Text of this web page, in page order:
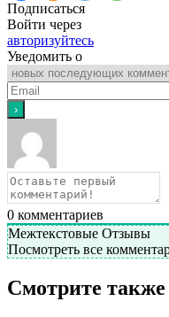
Подписаться
Войти через
авторизуйтесь
Уведомить о
0 комментариев
Межтекстовые Отзывы
Посмотреть все
Смотрите также